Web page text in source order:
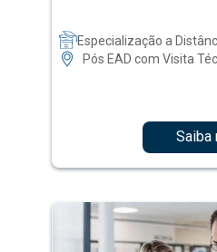
Especialização a
Pós EAD com Visita
Saiba